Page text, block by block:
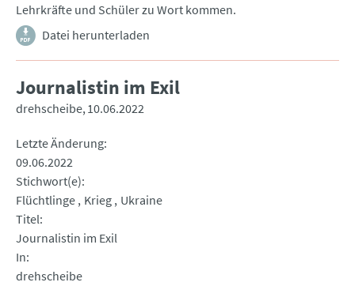
Lehrkräfte und Schüler zu Wort kommen.
Datei herunterladen
Journalistin im Exil
drehscheibe 10.06.2022
Letzte Änderung
09.06.2022
Stichwort(e)
Flüchtlinge Krieg Ukraine
Titel
Journalistin im Exil
In
drehscheibe